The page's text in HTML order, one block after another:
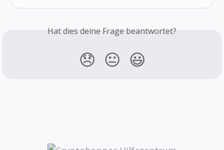
Hat dies deine Frage beantwortet?
😞 😐 😃